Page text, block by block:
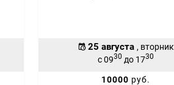
25 августа , вторник
с 0930 до 1730
10000 руб.